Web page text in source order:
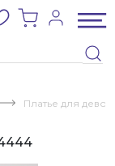
Платье для